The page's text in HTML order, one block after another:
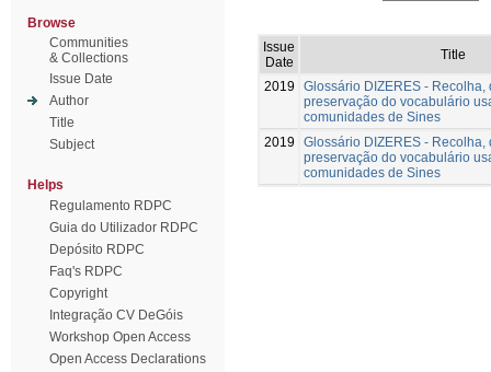
Browse
Communities
& Collections
Issue Date
Author
Title
Subject
Helps
Regulamento RDPC
Guia do Utilizador RDPC
Depósito RDPC
Faq's RDPC
Copyright
Integração CV DeGóis
Workshop Open Access
Open Access Declarations
Issue
Date
Title
2019
Glossário DIZERES - Recolha,
preservação do vocabulário
comunidades de Sines
2019
Glossário DIZERES - Recolha,
preservação do vocabulário
comunidades de Sines